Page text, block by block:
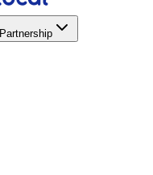
Partnership